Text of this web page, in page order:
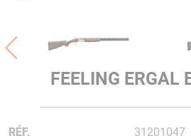
FEELING ERGAL
RÉF.
31201047